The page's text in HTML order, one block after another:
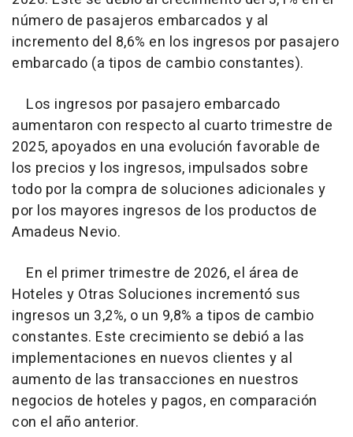
número de pasajeros embarcados y al
incremento del 8,6% en los ingresos por pasajero
embarcado (a tipos de cambio constantes).
Los ingresos por pasajero embarcado
aumentaron con respecto al cuarto trimestre de
2025, apoyados en una evolución favorable de
los precios y los ingresos, impulsados sobre
todo por la compra de soluciones adicionales y
por los mayores ingresos de los productos de
Amadeus Nevio.
En el primer trimestre de 2026, el área de
Hoteles y Otras Soluciones incrementó sus
ingresos un 3,2%, o un 9,8% a tipos de cambio
constantes. Este crecimiento se debió a las
implementaciones en nuevos clientes y al
aumento de las transacciones en nuestros
negocios de hoteles y pagos, en comparación
con el año anterior.